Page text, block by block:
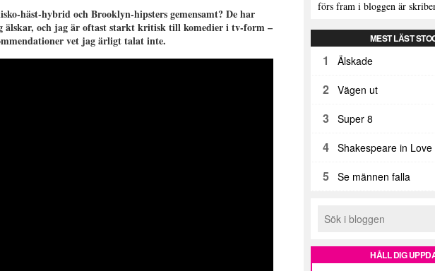
häst-hybrid och Brooklyn-hipsters gemensamt? De har
älskar, och jag är oftast starkt kritisk till komedier i tv-form –
vet jag ärligt talat inte.
förs fram i bloggen är
MEST LÄST
1 Älskade
2 Vägen ut
3 Super 8
4 Shakespeare in Love
5 Se männen falla
HÅLL DIG